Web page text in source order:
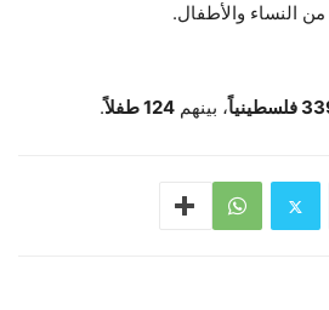
النساء والأطفال.
، بينهم 124 طفلاً .